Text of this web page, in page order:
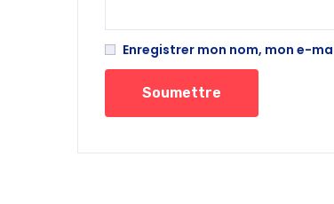
Enregistrer mon nom, mon e-